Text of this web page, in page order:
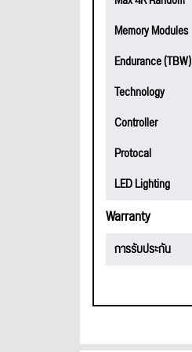
Memory Modules
Endurance (TBW)
Technology
Controller
Protocal
LED Lighting
Warranty
การรับประกัน